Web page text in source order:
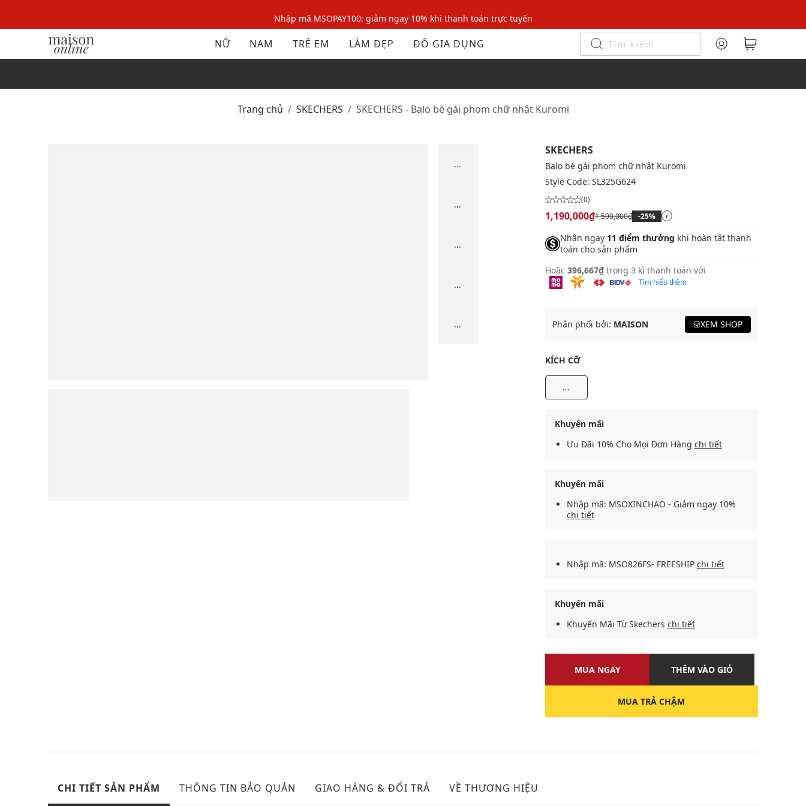
Nhập mã MSOPAY100: giảm ngay 10% khi thanh toán trực tuyến
Nhập mã: MSOXINCHAO - Giảm 10% đơn đầu cho thành viên mới!
Nhập mã MSOPAY100: giảm ngay 10% khi thanh toán trực tuyến
NỮ NAM TRẺ EM LÀM ĐẸP ĐỒ GIA DỤNG
Trang chủ SKECHERS SKECHERS - Balo bé gái phom chữ nhật Kuromi
...
...
...
...
...
SKECHERS
Balo bé gái phom chữ nhật Kuromi
Style Code: SL325G624
(0)
1,190,000₫1,590,000₫ -25% i
Nhận ngay 11 điểm thưởng khi hoàn tất thanh
toán cho sản phẩm
Hoặc 396,667₫ trong 3 kì thanh toán với
Tìm hiểu thêm
Phân phối bởi: MAISON XEM SHOP
KÍCH CỠ
...
Khuyến mãi
Ưu Đãi 10% Cho Mọi Đơn Hàng chi tiết
Khuyến mãi
Nhập mã: MSOXINCHAO - Giảm ngay 10%
chi tiết
Nhập mã: MSO826FS- FREESHIP chi tiết
Khuyến mãi
Khuyến Mãi Từ Skechers chi tiết
MUA NGAY THÊM VÀO GIỎ
MUA TRẢ CHẬM
CHI TIẾT SẢN PHẨM THÔNG TIN BẢO QUẢN GIAO HÀNG & ĐỔI TRẢ VỀ THƯƠNG HIỆU